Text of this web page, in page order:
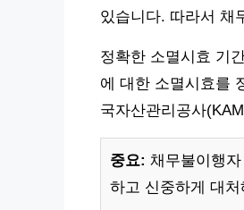
있습니다. 따라서 채
정확한 소멸시효 기
에 대한 소멸시효를
국자산관리공사
중요: 채무불이행
하고 신중하게 대